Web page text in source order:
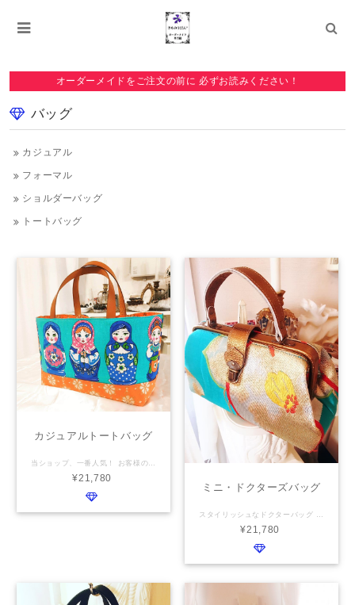
オーダーメイドをご注文の前に 必ずお読みください！
バッグ
カジュアル
フォーマル
ショルダーバッグ
トートバッグ
カジュアルトートバッグ
当ショップ、一番人気！ お客様の声から生まれたトートバッグです A4ほどの大きさはいらないけど、財布とお弁当が入るくらいがいいな♬ 出し入れのしやすい、目隠し、盗難予防にもなる太めのフラップ！ フラップ部分は、チラ見せしたい帯柄やとっておきの着物を！とオーダーされる方が多いです 中は、ファスナーポケットと仕切りポケット付き。抜群に使いやすいです。 横幅：30cm 高さ：20cm マチ：13cm 表地 お客様のお持ち込みの着物・帯 裏地 お客様のお持ち込みの着物・帯 目隠しフラップ・仕切りポケット・ファスナーポケット 持ち手 本革・畳のヘリ・共布 お選び頂けます
¥21,780
ミニ・ドクターズバッグ
¥21,780